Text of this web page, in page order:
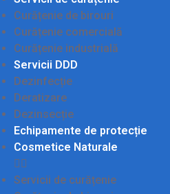
Curățenie de birouri
Curățenie comercială
Curățenie industrială
Servicii DDD
Dezinfecție
Deratizare
Dezinsecție
Echipamente de protecție
Cosmetice Naturale
Servicii de curățenie